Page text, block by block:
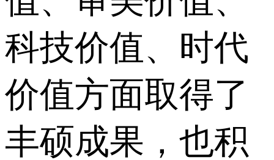
科技价值、时代
价值方面取得了
丰硕成果，也积